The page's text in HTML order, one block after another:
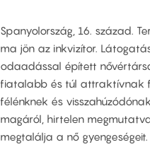
Spanyolország, 16. század.
ma jön az inkvizítor.
odaadással épített
fiatalabb és túl attraktívnak
félénknek és
magáról, hirtelen
megtalálja a nő